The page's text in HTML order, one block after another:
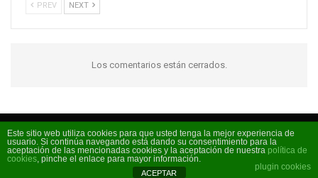
PREV NEXT
Los comentarios están cerrados.
Código FM 2026 - La radio de moda
Este sitio web utiliza cookies para que usted tenga la mejor experiencia de
usuario. Si continúa navegando está dando su consentimiento para la
aceptación de las mencionadas cookies y la aceptación de nuestra política de
cookies, pinche el enlace para mayor información.
plugin cookies
ACEPTAR